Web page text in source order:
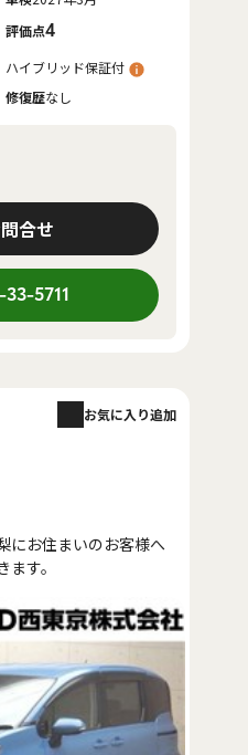
評価点4
ハイブリッド保証付
修復歴なし
合せ
5711
お気に入り追加
にお住まいのお客様へ
す。